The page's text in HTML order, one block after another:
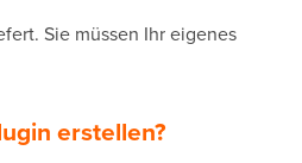
Sie müssen Ihr eigenes
erstellen?